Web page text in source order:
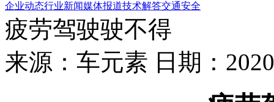
企业动态行业新闻媒体报道技术解答交通安全
疲劳驾驶驶不得
来源：车元素 日期：